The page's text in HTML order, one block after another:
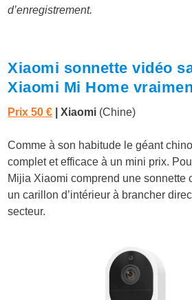
d’enregistrement.
Xiaomi sonnette vidéo
Xiaomi Mi Home
Prix 50 € | Xiaomi (Chine)
Comme à son habitude le géant
complet et efficace à un mini prix.
Mijia Xiaomi comprend une sonnette
un carillon d’intérieur à brancher
secteur.